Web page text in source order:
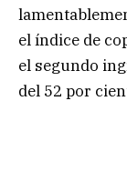
el índice de
el segundo
del 52 por